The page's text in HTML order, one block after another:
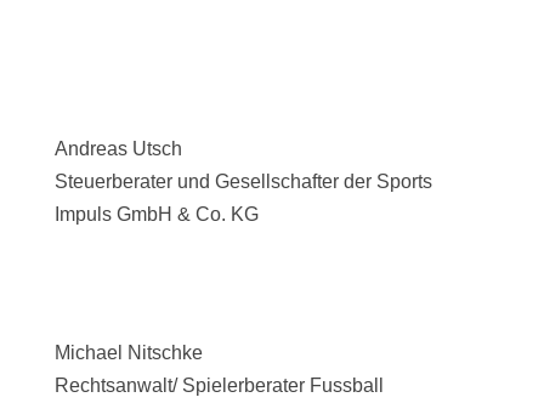
Andreas Utsch
Steuerberater und Gesellschafter der Sports
Impuls GmbH & Co. KG
Michael Nitschke
Rechtsanwalt/ Spielerberater Fussball